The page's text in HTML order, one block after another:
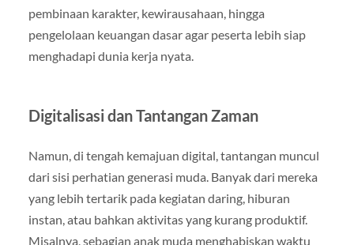
pembinaan karakter, kewirausahaan, hingga
pengelolaan keuangan dasar agar peserta lebih siap
menghadapi dunia kerja nyata.
Digitalisasi dan Tantangan Zaman
Namun, di tengah kemajuan digital, tantangan muncul
dari sisi perhatian generasi muda. Banyak dari mereka
yang lebih tertarik pada kegiatan daring, hiburan
instan, atau bahkan aktivitas yang kurang produktif.
Misalnya, sebagian anak muda menghabiskan waktu